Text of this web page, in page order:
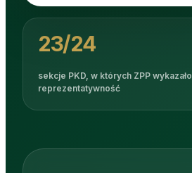
23/24
sekcje PKD, w których ZPP wykazało
reprezentatywność